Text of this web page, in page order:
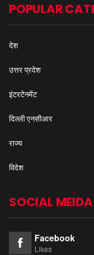
POPULAR
देश
उत्तर प्रदेश
इंटरटेनमेंट
दिल्ली एनसीआर
राज्य
विदेश
SOCIAL MEIDA
Facebook
Likes